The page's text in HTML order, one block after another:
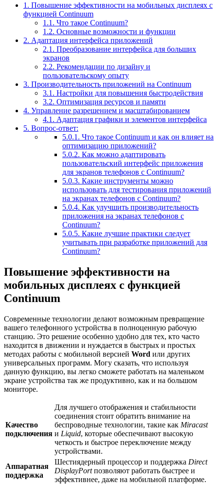
1. Повышение эффективности на мобильных дисплеях с
функцией Continuum
1.1. Что такое Continuum?
1.2. Основные возможности и функции
2. Адаптация интерфейса приложений
2.1. Преобразование интерфейса для больших
экранов
2.2. Рекомендации по дизайну и
пользовательскому опыту
3. Производительность приложений на Continuum
3.1. Настройки для повышения быстродействия
3.2. Оптимизация ресурсов и памяти
4. Управление разрешением и масштабированием
4.1. Адаптация графики и элементов интерфейса
5. Вопрос-ответ:
5.0.1. Что такое Continuum и как он влияет на
оптимизацию приложений?
5.0.2. Как можно адаптировать
пользовательский интерфейс приложения
для экранов телефонов с Continuum?
5.0.3. Какие инструменты можно
использовать для тестирования приложений
на экранах телефонов с Continuum?
5.0.4. Как улучшить производительность
приложения на экранах телефонов с
Continuum?
5.0.5. Какие лучшие практики следует
учитывать при разработке приложений для
Continuum?
Повышение эффективности на
мобильных дисплеях с функцией
Continuum
Современные технологии делают возможным превращение
вашего телефонного устройства в полноценную рабочую
станцию. Это решение особенно удобно для тех, кто часто
находится в движении и нуждается в быстрых и простых
методах работы с мобильной версией Word или других
универсальных программ. Могу сказать, что используя
данную функцию, вы легко сможете работать на маленьком
экране устройства так же продуктивно, как и на большом
мониторе.
Качество
подключения
Для лучшего отображения и стабильности
соединения стоит обратить внимание на
беспроводные технологии, такие как Miracast
и Liquid, которые обеспечивают высокую
четкость и быстрое переключение между
устройствами.
Аппаратная
поддержка
Шестиядерный процессор и поддержка Direct
DisplayPortпозволяют работать быстрее и
эффективнее, даже на мобильной платформе.